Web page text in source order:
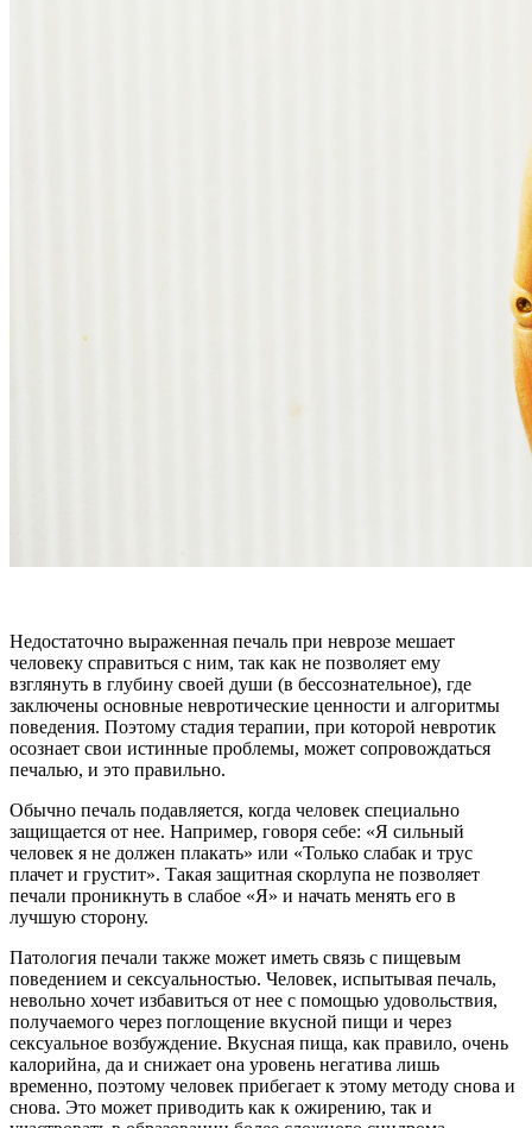
Недостаточно выраженная печаль при неврозе мешает
человеку справиться с ним, так как не позволяет ему
взглянуть в глубину своей души (в бессознательное), где
заключены основные невротические ценности и алгоритмы
поведения. Поэтому стадия терапии, при которой невротик
осознает свои истинные проблемы, может сопровождаться
печалью, и это правильно.
Обычно печаль подавляется, когда человек специально
защищается от нее. Например, говоря себе: «Я сильный
человек я не должен плакать» или «Только слабак и трус
плачет и грустит». Такая защитная скорлупа не позволяет
печали проникнуть в слабое «Я» и начать менять его в
лучшую сторону.
Патология печали также может иметь связь с пищевым
поведением и сексуальностью. Человек, испытывая печаль,
невольно хочет избавиться от нее с помощью удовольствия,
получаемого через поглощение вкусной пищи и через
сексуальное возбуждение. Вкусная пища, как правило, очень
калорийна, да и снижает она уровень негатива лишь
временно, поэтому человек прибегает к этому методу снова и
снова. Это может приводить как к ожирению, так и